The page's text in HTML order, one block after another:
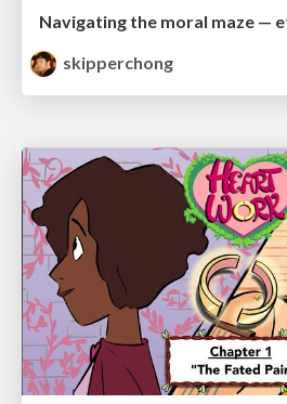
skipperchong